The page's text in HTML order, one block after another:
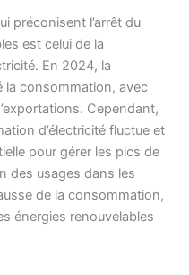
préconisent l’arrêt du
est celui de la
En 2024, la
la consommation, avec
Cependant,
d’électricité fluctue et
pour gérer les pics de
des usages dans les
de la consommation,
énergies renouvelables